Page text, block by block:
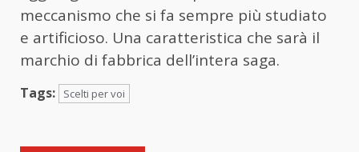
meccanismo che si fa sempre più studiato
e artificioso. Una caratteristica che sarà il
marchio di fabbrica dell’intera saga.
Tags: Scelti per voi